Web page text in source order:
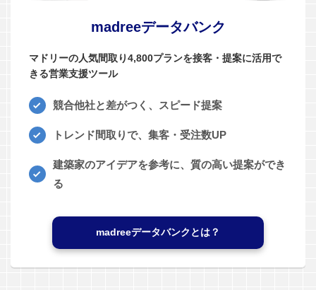
madreeデータバンク
マドリーの人気間取り4,800プランを接客・提案に活用で
きる営業支援ツール
競合他社と差がつく、スピード提案
トレンド間取りで、集客・受注数UP
建築家のアイデアを参考に、質の高い提案ができ
る
madreeデータバンクとは？